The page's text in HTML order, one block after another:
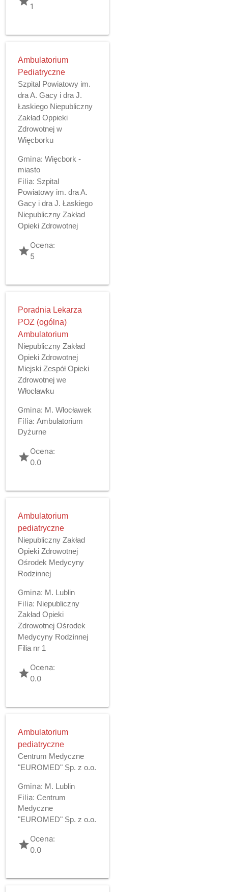
1
Ambulatorium
Pediatryczne
Szpital Powiatowy im.
dra A. Gacy i dra J.
Łaskiego Niepubliczny
Zakład Oppieki
Zdrowotnej w
Więcborku
Gmina: Więcbork -
miasto
Filia: Szpital
Powiatowy im. dra A.
Gacy i dra J. Łaskiego
Niepubliczny Zakład
Opieki Zdrowotnej
gradeOcena:
5
Poradnia Lekarza
POZ (ogólna)
Ambulatorium
Niepubliczny Zakład
Opieki Zdrowotnej
Miejski Zespół Opieki
Zdrowotnej we
Włocławku
Gmina: M. Włocławek
Filia: Ambulatorium
Dyżurne
gradeOcena:
0.0
Ambulatorium
pediatryczne
Niepubliczny Zakład
Opieki Zdrowotnej
Ośrodek Medycyny
Rodzinnej
Gmina: M. Lublin
Filia: Niepubliczny
Zakład Opieki
Zdrowotnej Ośrodek
Medycyny Rodzinnej
Filia nr 1
gradeOcena:
0.0
Ambulatorium
pediatryczne
Centrum Medyczne
"EUROMED" Sp. z o.o.
Gmina: M. Lublin
Filia: Centrum
Medyczne
"EUROMED" Sp. z o.o.
gradeOcena:
0.0